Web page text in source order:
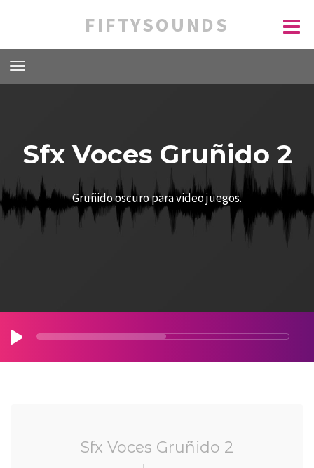
FIFTYSOUNDS
Sfx Voces Gruñido 2
Gruñido oscuro para video juegos.
Sfx Voces Gruñido 2